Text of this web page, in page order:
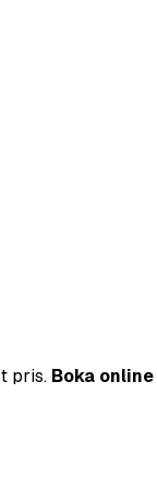
pris. Boka online